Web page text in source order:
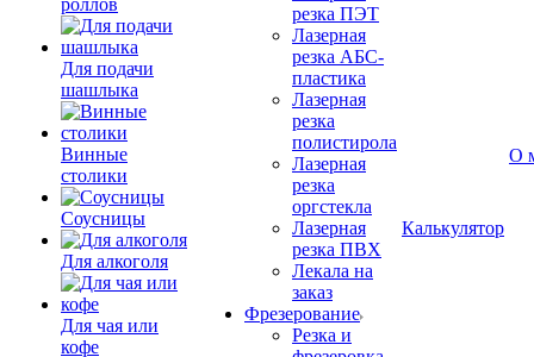
роллов
Для подачи
шашлыка
Винные
столики
Соусницы
Для алкоголя
Для чая или
кофе
резка ПЭТ
Лазерная
резка АБС-
пластика
Лазерная
резка
полистирола
Лазерная
резка
оргстекла
Лазерная
резка ПВХ
Лекала на
заказ
Фрезерование
Резка и
Калькулятор
О